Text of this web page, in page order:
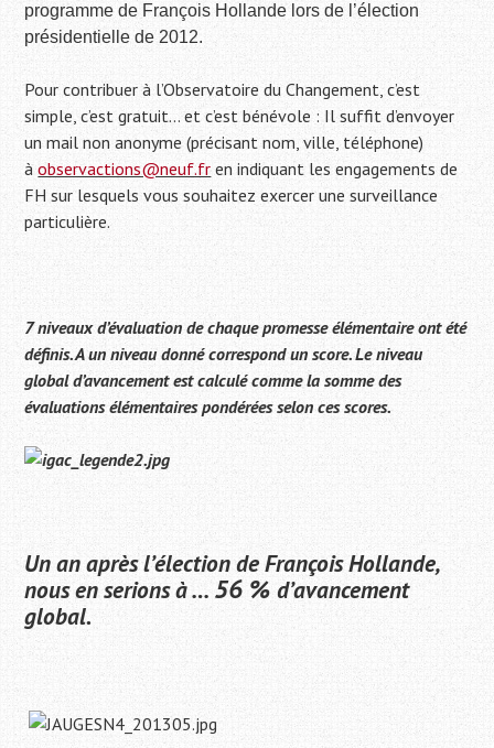
programme de François Hollande lors de l’élection
présidentielle de 2012.
Pour contribuer à l’Observatoire du Changement, c’est
simple, c’est gratuit… et c’est bénévole : Il suffit d’envoyer
un mail non anonyme (précisant nom, ville, téléphone)
àobservactions@neuf.fr en indiquant les engagements de
FH sur lesquels vous souhaitez exercer une surveillance
particulière.
7 niveaux d’évaluation de chaque promesse élémentaire ont été
définis. A un niveau donné correspond un score. Le niveau
global d’avancement est calculé comme la somme des
évaluations élémentaires pondérées selon ces scores.
Un an après l’élection de François Hollande,
nous en serions à … 56 %d’avancement
global.